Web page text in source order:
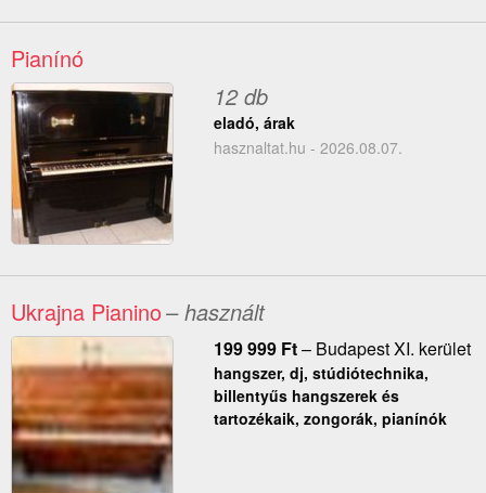
Pianínó
12 db
eladó, árak
hasznaltat.hu - 2026.08.07.
Ukrajna Pianino– használt
199 999 Ft– Budapest XI. kerület
hangszer, dj, stúdiótechnika,
billentyűs hangszerek és
tartozékaik, zongorák, pianínók